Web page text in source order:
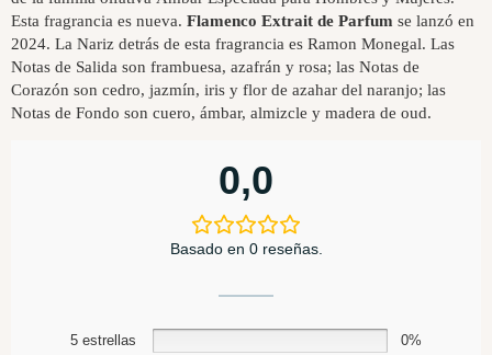
Esta fragrancia es nueva. Flamenco Extrait de Parfum se lanzó en
2024. La Nariz detrás de esta fragrancia es Ramon Monegal. Las
Notas de Salida son frambuesa, azafrán y rosa; las Notas de
Corazón son cedro, jazmín, iris y flor de azahar del naranjo; las
Notas de Fondo son cuero, ámbar, almizcle y madera de oud.
0,0
Basado en 0 reseñas.
5 estrellas
0%